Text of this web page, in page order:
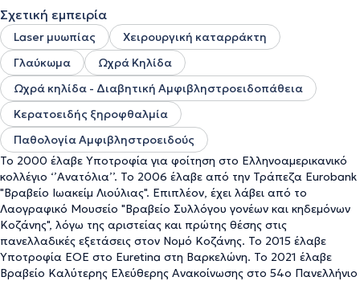
Ιδιωτικό θεραπευτήριο και στο Ιδιωτικό Αθηναϊκό Διαθλαστικό
Κέντρο. Αξιοσημείωτη είναι η συμμετοχή της ως Συντονίστρια
Προγράμματος ΑΙ για Οφθαλμολογικές Διαγνώσεις. Τέλος, έχει
λάβει πληθώρα βραβείων και έχει συμμετάσχει σε σεμινάρια
μικροχειρουργικής ως εκπαιδευόμενη αλλά και ως εκπαιδεύτρια.
Σχετική εμπειρία
Laser μυωπίας
Χειρουργική καταρράκτη
Γλαύκωμα
Ωχρά Κηλίδα
Ωχρά κηλίδα - Διαβητική Αμφιβληστροειδοπάθεια
Κερατοειδής ξηροφθαλμία
Παθολογία Αμφιβληστροειδούς
Το 2000 έλαβε Υποτροφία για φοίτηση στο Ελληνοαμερικανικό
κολλέγιο ‘’Ανατόλια’’. Το 2006 έλαβε από την Τράπεζα Eurobank
"Βραβείο Ιωακείμ Λιούλιας". Επιπλέον, έχει λάβει από το
Λαογραφικό Μουσείο "Βραβείο Συλλόγου γονέων και κηδεμόνων
Κοζάνης", λόγω της αριστείας και πρώτης θέσης στις
πανελλαδικές εξετάσεις στον Νομό Κοζάνης. Το 2015 έλαβε
Υποτροφία ΕΟΕ στο Euretina στη Βαρκελώνη. Το 2021 έλαβε
Βραβείο Καλύτερης Ελεύθερης Ανακοίνωσης στο 54ο Πανελλήνιο